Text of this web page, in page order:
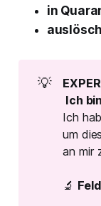
SYSTEM
in
💡
Ich
Ich
um
an mir
🔬